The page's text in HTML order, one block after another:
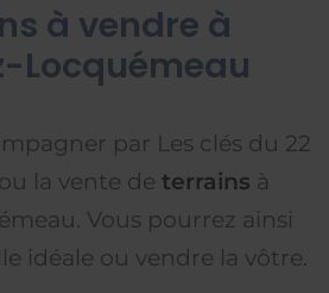
à vendre à
Locquémeau
par Les clés du 22
la vente de terrains à
Vous pourrez ainsi
idéale ou vendre la vôtre.